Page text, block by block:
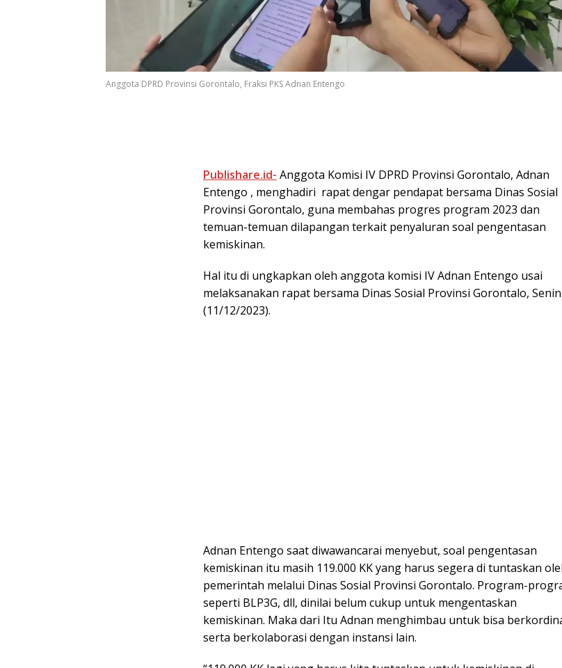
Anggota DPRD Provinsi Gorontalo, Fraksi PKS Adnan Entengo
Publishare.id- Anggota Komisi IV DPRD Provinsi Gorontalo, Adnan
Entengo , menghadiri rapat dengar pendapat bersama Dinas Sosial
Provinsi Gorontalo, guna membahas progres program 2023 dan
temuan-temuan dilapangan terkait penyaluran soal pengentasan
kemiskinan.
Hal itu di ungkapkan oleh anggota komisi IV Adnan Entengo usai
melaksanakan rapat bersama Dinas Sosial Provinsi Gorontalo, Senin
(11/12/2023).
Adnan Entengo saat diwawancarai menyebut, soal pengentasan
kemiskinan itu masih 119.000 KK yang harus segera di tuntaskan
pemerintah melalui Dinas Sosial Provinsi Gorontalo. Program-
seperti BLP3G, dll, dinilai belum cukup untuk mengentaskan
kemiskinan. Maka dari Itu Adnan menghimbau untuk bisa
serta berkolaborasi dengan instansi lain.